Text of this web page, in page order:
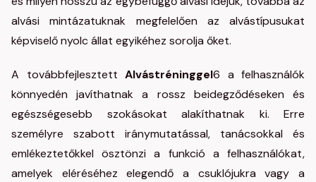
alvási mintázatuknak megfelelően az alvástípusukat
képviselő nyolc állat egyikéhez sorolja őket.
A továbbfejlesztett Alvástréninggel6 a felhasználók
könnyedén javíthatnak a rossz beidegződéseken és
egészségesebb szokásokat alakíthatnak ki. Erre
személyre szabott iránymutatással, tanácsokkal és
emlékeztetőkkel ösztönzi a funkció a felhasználókat,
amelyek eléréséhez elegendő a csuklójukra vagy a